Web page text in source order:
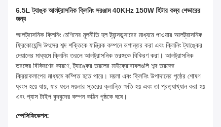
6.5L ট্যাঙ্ক আলট্রাসনিক ক্লিনিং সরঞ্জাম 40KHz 150W হিটার কম্ব শেভারের
জন্য
আলট্রাসনিক ক্লিনিং মেশিনের মূলনীতি হল ট্রান্সডুসারের মাধ্যমে পাওয়ার আলট্রাসনিক
ফ্রিকোয়েন্সি উৎসের শব্দ শক্তিকে যান্ত্রিক কম্পনে রূপান্তর করা এবং ক্লিনিং ট্যাঙ্কের
দেয়ালের মাধ্যমে ক্লিনিং তরলে আলট্রাসনিক তরঙ্গকে বিকিরণ করা। আলট্রাসনিক
তরঙ্গের বিকিরণের কারণে, ট্যাঙ্কের তরলের মাইক্রোবাবলগুলি শব্দ তরঙ্গের
ক্রিয়াকলাপের মাধ্যমে কম্পিত হতে পারে। ময়লা এবং ক্লিনিং উপাদানের পৃষ্ঠের শোষণ
ধ্বংস হয়ে যায়, যার ফলে ময়লার স্তরের ক্লান্তি ক্ষতি হয় এবং তা প্রত্যাখ্যান করা হয়
এবং গ্যাস টাইপ বুদবুদের কম্পন কঠিন পৃষ্ঠকে ঘষে।
স্পেসিফিকেশন: